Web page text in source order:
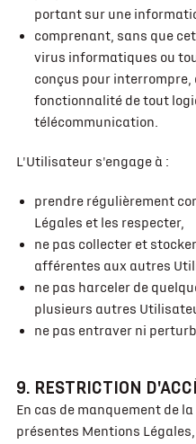
portant sur une
comprenant, sans que
virus informatiques ou
conçus pour
fonctionnalité de tout
télécommunication.
L'Utilisateur s'engage à :
prendre régulièrement
Légales et les respecter,
ne pas collecter et
afférentes aux autres
ne pas harceler de
plusieurs autres
ne pas entraver ni
9. RESTRICTION
En cas de manquement de
présentes Mentions